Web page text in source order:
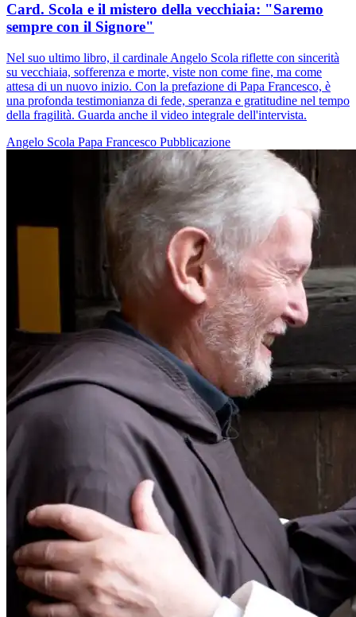
Card. Scola e il mistero della vecchiaia: "Saremo
sempre con il Signore"
Nel suo ultimo libro, il cardinale Angelo Scola riflette con sincerità
su vecchiaia, sofferenza e morte, viste non come fine, ma come
attesa di un nuovo inizio. Con la prefazione di Papa Francesco, è
una profonda testimonianza di fede, speranza e gratitudine nel tempo
della fragilità. Guarda anche il video integrale dell'intervista.
Angelo Scola Papa Francesco Pubblicazione